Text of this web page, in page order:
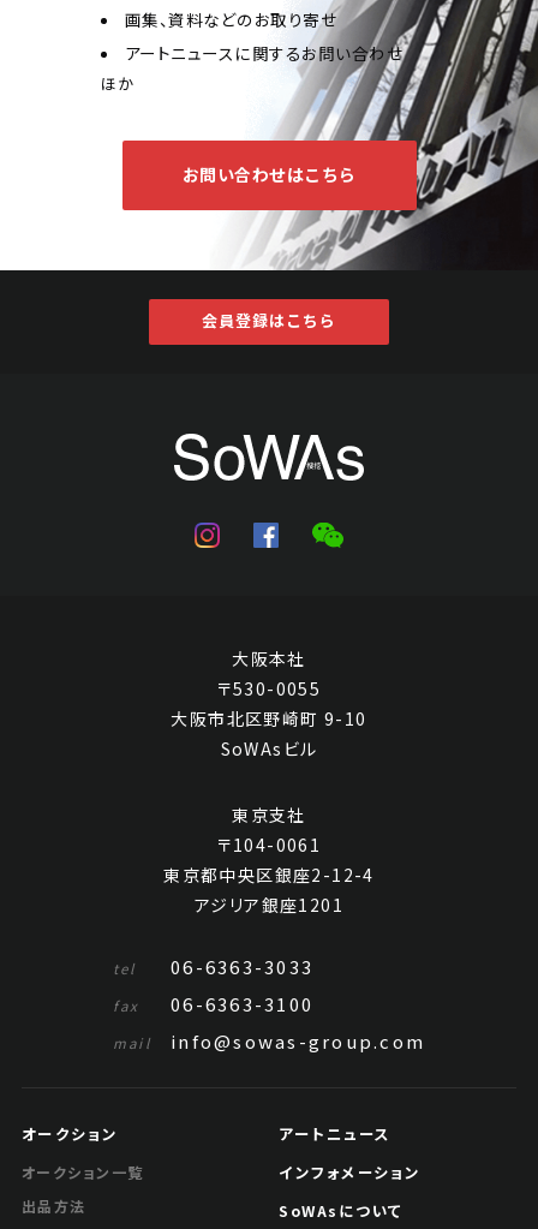
画集、資料などのお取り寄せ
アートニュースに関するお問い合わせ
ほか
お問い合わせはこちら
会員登録はこちら
大阪本社
〒530-0055
大阪市北区野崎町 9-10
SoWAsビル
東京支社
〒104-0061
東京都中央区銀座2-12-4
アジリア銀座1201
tel 06-6363-3033
fax 06-6363-3100
mail info@sowas-group.com
オークション
オークション一覧
出品方法
アートニュース
インフォメーション
SoWAsについて